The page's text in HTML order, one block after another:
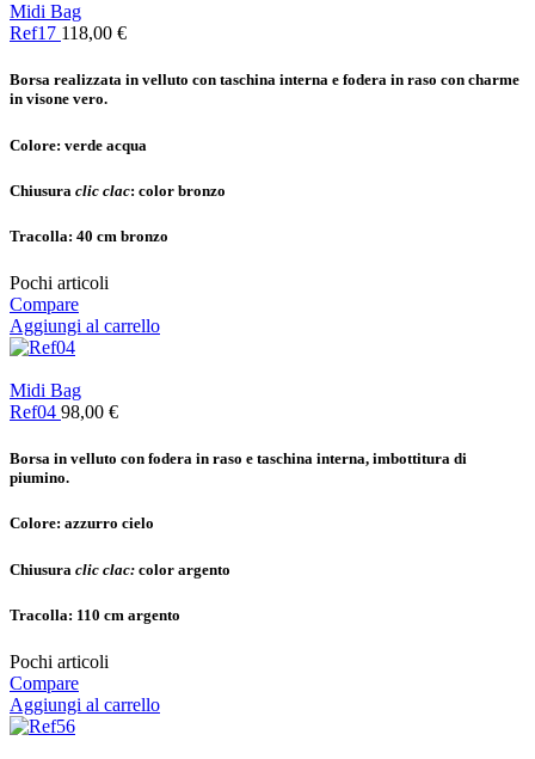
Midi Bag
Ref17 118,00 €
Borsa realizzata in velluto con taschina interna e fodera in raso con charme
in visone vero.
Colore: verde acqua
Chiusura clic clac: color bronzo
Tracolla: 40 cm bronzo
Pochi articoli
Compare
Aggiungi al carrello
Midi Bag
Ref04 98,00 €
Borsa in velluto con fodera in raso e taschina interna, imbottitura di
piumino.
Colore: azzurro cielo
Chiusura clic clac: color argento
Tracolla: 110 cm argento
Pochi articoli
Compare
Aggiungi al carrello